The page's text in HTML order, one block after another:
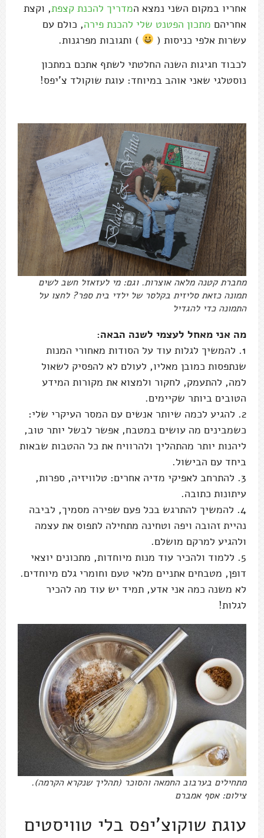
אחריו במקום השני נמצא המדריך להכנת קצפת, וקצת
אחריהם מתכון הפטנט שלי להכנת פירה, כולם עם
עשרות אלפי כניסות (
) ותגובות מפרגנות.
לכבוד חגיגות השנה החלטתי לשתף אתכם במתכון
נוסטלגי שאני אוהב במיוחד: עוגת שוקולד צ'יפס!
מחברת קטנה מלאה אוצרות. וגם: מי לעזאזל חשב לשים
תמונה כזאת סליזית בקלסר של ילדי בית ספר? לחצו על
התמונה כדי להגדיל
מה אני מאחל לעצמי לשנה הבאה:
1. להמשיך לגלות עוד על הסודות מאחורי המנות
שנתפסות כמובן מאליו, לעולם לא להפסיק לשאול
למה, להתעמק, לחקור ולמצוא את מקורות המידע
הטובים ביותר שקיימים.
2. להגיע לכמה שיותר אנשים עם המסר העיקרי שלי:
כשמבינים מה עושים במטבח, אפשר לבשל יותר טוב,
ליהנות יותר מהתהליך ולהרוויח את כל ההטבות שבאות
ביחד עם הבישול.
3. להתרחב לאפיקי מדיה אחרים: טלוויזיה, ספרות,
עיתונות כתובה.
4. להמשיך להתרגש בכל פעם שפירה מסמיך, לביבה
נהיית זהובה ויפה וטחינה מתחילה לתפוס את עצמה
ולהגיע למרקם מושלם.
5. ללמוד ולהכיר עוד מנות מיוחדות, מתכונים יוצאי
דופן, מטבחים אתניים מלאי טעם וחומרי גלם מיוחדים.
לא משנה כמה אני אדע, תמיד יש עוד מה להכיר
לגלות!
מתחילים בערבוב החמאה והסוכר (תהליך שנקרא הקרמה).
צילום: אסף אמברם
עוגת שוקוצ'יפס בלי טוויסטים